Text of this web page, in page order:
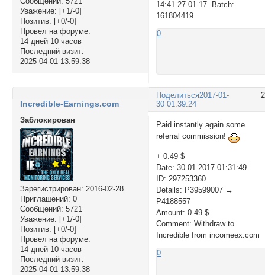
Уважение: [+1/-0]
Позитив: [+0/-0]
Провел на форуме:
14 дней 10 часов
Последний визит:
2025-04-01 13:59:38
14:41 27.01.17. Batch:
161804419.
0
Поделиться2017-01-
30 01:39:24
Incredible-Earnings.com
Заблокирован
Зарегистрирован: 2016-02-28
Приглашений: 0
Сообщений: 5721
Уважение: [+1/-0]
Позитив: [+0/-0]
Провел на форуме:
14 дней 10 часов
Последний визит:
2025-04-01 13:59:38
Paid instantly again some
referral commission!
+ 0.49 $
Date: 30.01.2017 01:31:49
ID: 297253360
Details: P39599007 →
P4188557
Amount: 0.49 $
Comment: Withdraw to
Incredible from incomeex.com
0